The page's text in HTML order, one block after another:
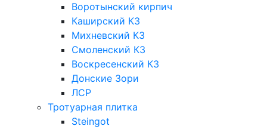
Воротынский кирпич
Каширский КЗ
Михневский КЗ
Смоленский КЗ
Воскресенский КЗ
Донские Зори
ЛСР
Тротуарная плитка
Steingot